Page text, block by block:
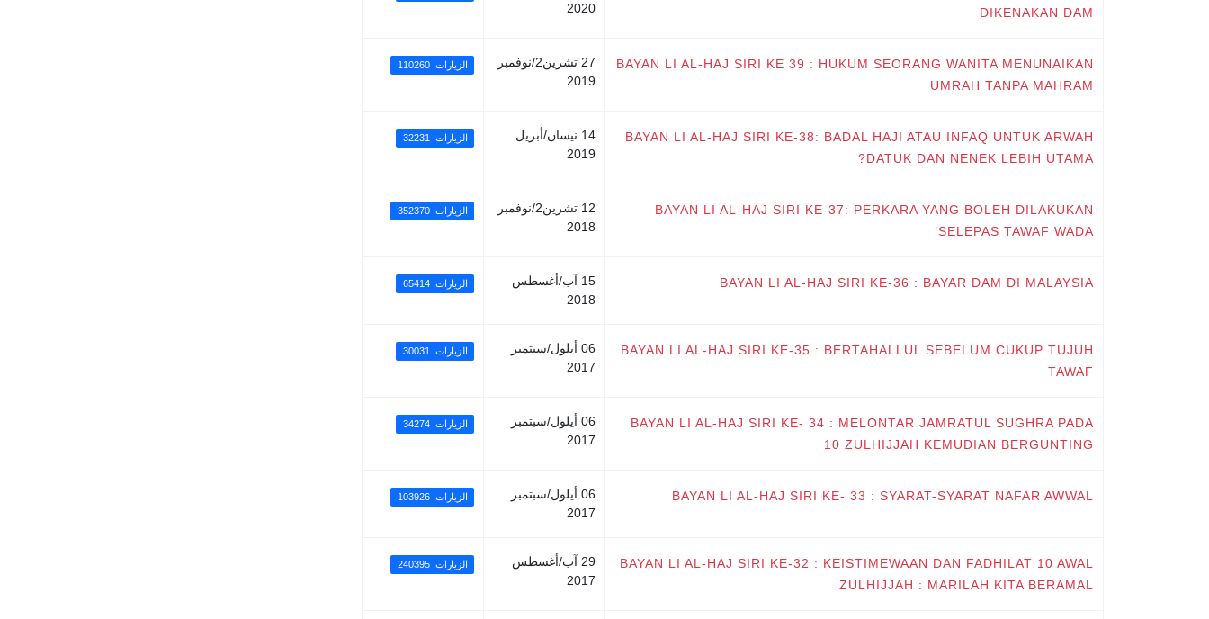
DIKENAKAN DAM
2020
BAYAN LI AL-HAJ SIRI KE 39 : HUKUM SEORANG WANITA MENUNAIKAN
UMRAH TANPA MAHRAM
27 تشرين2/نوفمبر
2019
الزيارات: 110260
BAYAN LI AL-HAJ SIRI KE-38: BADAL HAJI ATAU INFAQ UNTUK ARWAH
DATUK DAN NENEK LEBIH UTAMA?
14 نيسان/أبريل
2019
الزيارات: 32231
BAYAN LI AL-HAJ SIRI KE-37: PERKARA YANG BOLEH DILAKUKAN
SELEPAS TAWAF WADA’
12 تشرين2/نوفمبر
2018
الزيارات: 352370
BAYAN LI AL-HAJ SIRI KE-36 : BAYAR DAM DI MALAYSIA
15 آب/أغسطس
2018
الزيارات: 65414
BAYAN LI AL-HAJ SIRI KE-35 : BERTAHALLUL SEBELUM CUKUP TUJUH
TAWAF
06 أيلول/سبتمبر
2017
الزيارات: 30031
BAYAN LI AL-HAJ SIRI KE- 34 : MELONTAR JAMRATUL SUGHRA PADA
10 ZULHIJJAH KEMUDIAN BERGUNTING
06 أيلول/سبتمبر
2017
الزيارات: 34274
BAYAN LI AL-HAJ SIRI KE- 33 : SYARAT-SYARAT NAFAR AWWAL
06 أيلول/سبتمبر
2017
الزيارات: 103926
BAYAN LI AL-HAJ SIRI KE-32 : KEISTIMEWAAN DAN FADHILAT 10 AWAL
ZULHIJJAH : MARILAH KITA BERAMAL
29 آب/أغسطس
2017
الزيارات: 240395